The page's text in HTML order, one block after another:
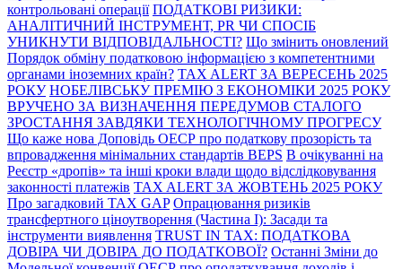
контрольовані операції ПОДАТКОВІ РИЗИКИ:
АНАЛІТИЧНИЙ ІНСТРУМЕНТ, PR ЧИ СПОСІБ
УНИКНУТИ ВІДПОВІДАЛЬНОСТІ? Що змінить оновлений
Порядок обміну податковою інформацією з компетентними
органами іноземних країн? TAX ALERT ЗА ВЕРЕСЕНЬ 2025
РОКУ НОБЕЛІВСЬКУ ПРЕМІЮ З ЕКОНОМІКИ 2025 РОКУ
ВРУЧЕНО ЗА ВИЗНАЧЕННЯ ПЕРЕДУМОВ СТАЛОГО
ЗРОСТАННЯ ЗАВДЯКИ ТЕХНОЛОГІЧНОМУ ПРОГРЕСУ
Що каже нова Доповідь ОЕСР про податкову прозорість та
впровадження мінімальних стандартів BEPS В очікуванні на
Реєстр «дропів» та інші кроки влади щодо відслідковування
законності платежів TAX ALERT ЗА ЖОВТЕНЬ 2025 РОКУ
Про загадковий TAX GAP Опрацювання ризиків
трансфертного ціноутворення (Частина І): Засади та
інструменти виявлення TRUST IN TAX: ПОДАТКОВА
ДОВІРА ЧИ ДОВІРА ДО ПОДАТКОВОЇ? Останні Зміни до